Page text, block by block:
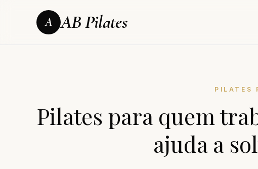
A AB Pilates
PILATES
Pilates para quem
ajuda a